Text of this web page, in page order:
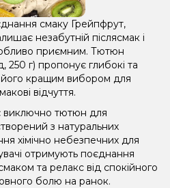
смаку Грейпфрут,
незабутній післясмак і
приємним. Тютюн
г) пропонує глибокі та
його кращим вибором для
відчуття.
виключно тютюн для
з натуральних
хімічно небезпечних для
отримують поєднання
та релакс від спокійного
болю на ранок.